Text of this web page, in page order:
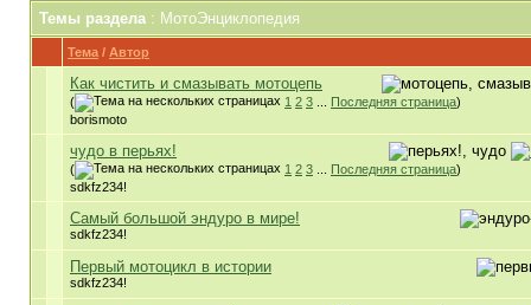
Темы раздела: МотоЭнциклопедия
Тема / Автор
Как чистить и смазывать мотоцепь
( 1 2 3 Последняя страница)
borismoto
чудо в перьях!
( 1 2 3 Последняя страница)
sdkfz234!
Самый большой эндуро в мире!
sdkfz234!
Первый мотоцикл в истории
sdkfz234!